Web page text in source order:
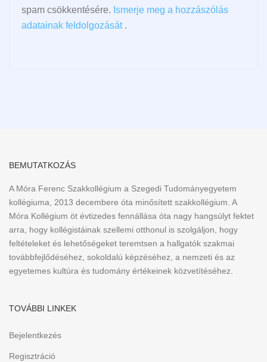
spam csökkentésére. Ismerje meg a hozzászólás
adatainak feldolgozását.
BEMUTATKOZÁS
A Móra Ferenc Szakkollégium a Szegedi Tudományegyetem
kollégiuma, 2013 decembere óta minősített szakkollégium. A
Móra Kollégium öt évtizedes fennállása óta nagy hangsúlyt fektet
arra, hogy kollégistáinak szellemi otthonul is szolgáljon, hogy
feltételeket és lehetőségeket teremtsen a hallgatók szakmai
továbbfejlődéséhez, sokoldalú képzéséhez, a nemzeti és az
egyetemes kultúra és tudomány értékeinek közvetítéséhez.
TOVÁBBI LINKEK
Bejelentkezés
Regisztráció